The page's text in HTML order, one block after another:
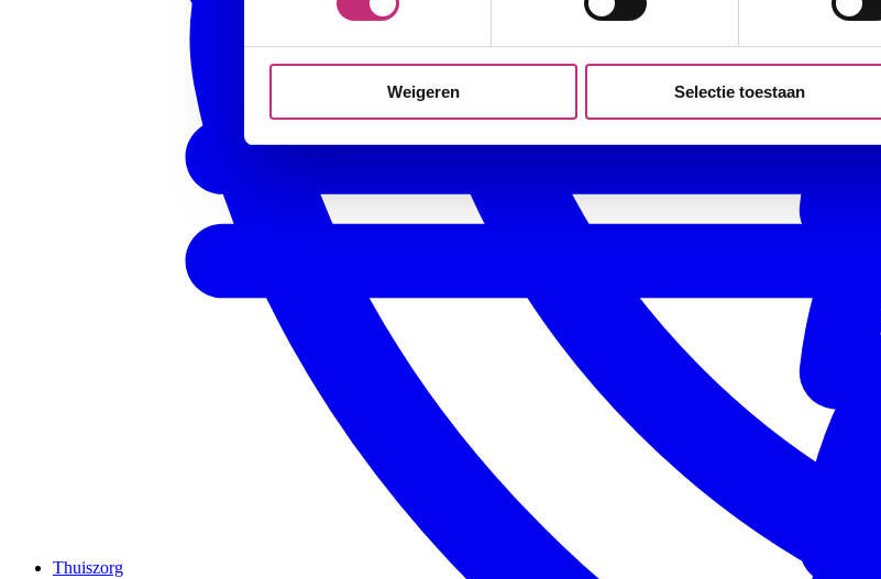
Weigeren Selectie toestaan
Thuiszorg